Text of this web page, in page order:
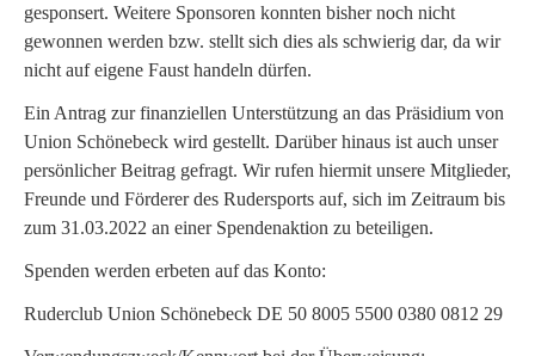
gesponsert. Weitere Sponsoren konnten bisher noch nicht
gewonnen werden bzw. stellt sich dies als schwierig dar, da wir
nicht auf eigene Faust handeln dürfen.
Ein Antrag zur finanziellen Unterstützung an das Präsidium von
Union Schönebeck wird gestellt. Darüber hinaus ist auch unser
persönlicher Beitrag gefragt. Wir rufen hiermit unsere Mitglieder,
Freunde und Förderer des Rudersports auf, sich im Zeitraum bis
zum 31.03.2022 an einer Spendenaktion zu beteiligen.
Spenden werden erbeten auf das Konto:
Ruderclub Union Schönebeck DE 50 8005 5500 0380 0812 29